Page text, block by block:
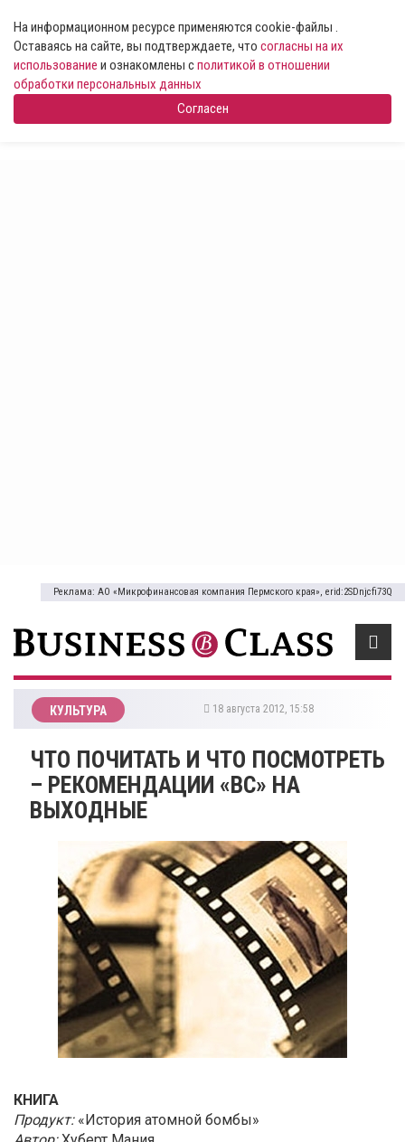
На информационном ресурсе применяются cookie-файлы .
Оставаясь на сайте, вы подтверждаете, что согласны на их
использование и ознакомлены сполитикой в отношении
обработки персональных данных
Согласен
Реклама: АО «Микрофинансовая компания Пермского края», erid:2SDnjcfi73Q
КУЛЬТУРА 18 августа 2012, 15:58
ЧТО ПОЧИТАТЬ И ЧТО ПОСМОТРЕТЬ
– РЕКОМЕНДАЦИИ «BC» НА
ВЫХОДНЫЕ
КНИГА
Продукт: «История атомной бомбы»